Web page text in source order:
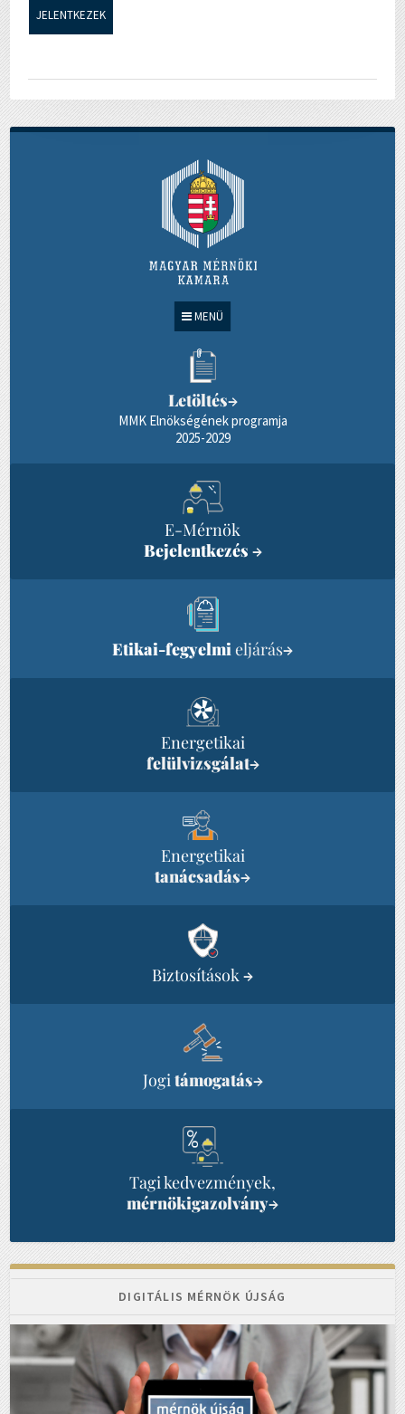
MENÜ
Letöltés→
MMK Elnökségének programja
2025-2029
E-Mérnök
Bejelentkezés →
Etikai-fegyelmi eljárás→
Energetikai
felülvizsgálat→
Energetikai
tanácsadás→
Biztosítások→
Jogi támogatás→
Tagi kedvezmények,
mérnökigazolvány→
DIGITÁLIS MÉRNÖK ÚJSÁG